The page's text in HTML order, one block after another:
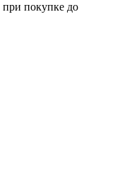
при покупке до